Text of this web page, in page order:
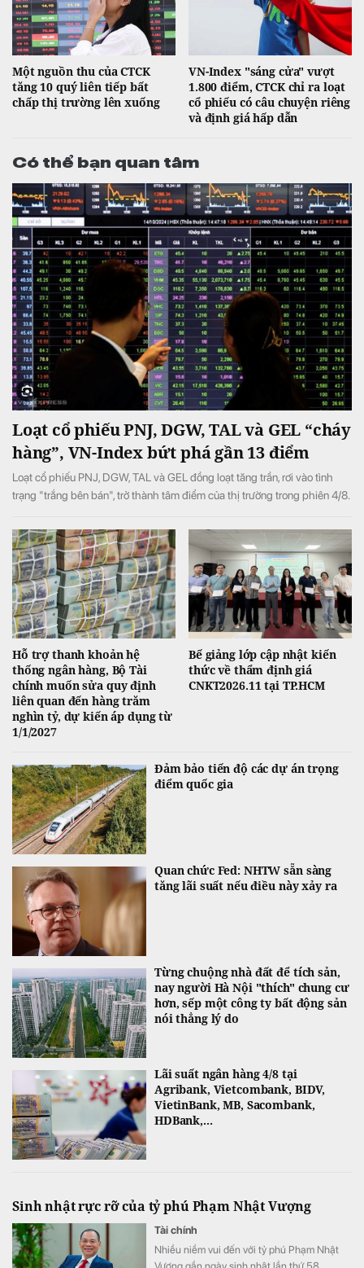
Một nguồn thu của CTCK
tăng 10 quý liên tiếp bất
chấp thị trường lên xuống
VN-Index "sáng cửa" vượt
1.800 điểm, CTCK chỉ ra loạt
cổ phiếu có câu chuyện riêng
và định giá hấp dẫn
Có thể bạn quan tâm
Loạt cổ phiếu PNJ, DGW, TAL và GEL “cháy
hàng”, VN-Index bứt phá gần 13 điểm
Loạt cổ phiếu PNJ, DGW, TAL và GEL đồng loạt tăng trần, rơi vào tình
trạng "trắng bên bán", trở thành tâm điểm của thị trường trong phiên 4/8.
Hỗ trợ thanh khoản hệ
thống ngân hàng, Bộ Tài
chính muốn sửa quy định
liên quan đến hàng trăm
nghìn tỷ, dự kiến áp dụng từ
1/1/2027
Bế giảng lớp cập nhật kiến
thức về thẩm định giá
CNKT2026.11 tại TP.HCM
Đảm bảo tiến độ các dự án trọng
điểm quốc gia
Quan chức Fed: NHTW sẵn sàng
tăng lãi suất nếu điều này xảy ra
Từng chuộng nhà đất để tích sản,
nay người Hà Nội "thích" chung cư
hơn, sếp một công ty bất động sản
nói thẳng lý do
Lãi suất ngân hàng 4/8 tại
Agribank, Vietcombank, BIDV,
VietinBank, MB, Sacombank,
HDBank,...
Sinh nhật rực rỡ của tỷ phú Phạm Nhật Vượng
Tài chính
Nhiều niềm vui đến với tỷ phú Phạm Nhật